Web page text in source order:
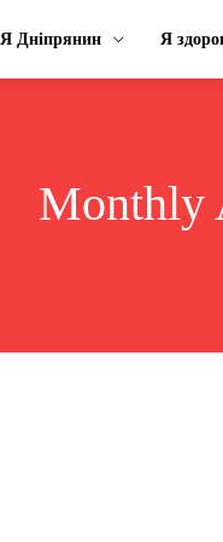
Я Дніпрянин Я
Monthly